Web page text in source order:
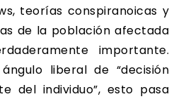
teorías conspiranoicas y
de la población afectada
importante.
liberal de “decisión
del individuo”, esto pasa